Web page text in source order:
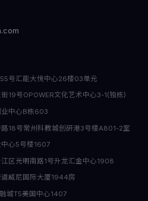
号汇能大悦中心26楼03单元
19号OPOWER文化艺术中心3-1(独栋)
业中心B栋603
路18号常州科教城创研港3号楼A801-2室
中心5号楼1607
江区光明南路1号升龙汇金中心1908
道威尼国际大厦1944房
城T5美国中心1407